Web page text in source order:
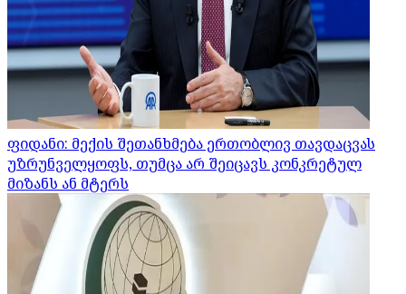
ფიდანი: მექის შეთანხმება ერთობლივ თავდაცვას
უზრუნველყოფს, თუმცა არ შეიცავს კონკრეტულ
მიზანს ან მტერს